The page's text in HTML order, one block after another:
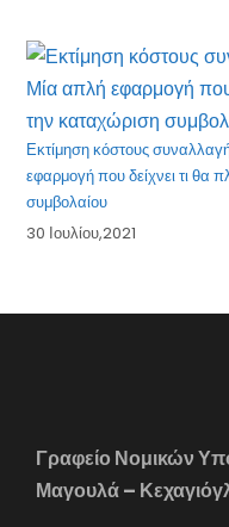
Εκτίμηση κόστους
εφαρμογή που δείχνει τι θα
συμβολαίου
30 Ιουλίου,2021
Γραφείο Νομικών
Μαγουλά –